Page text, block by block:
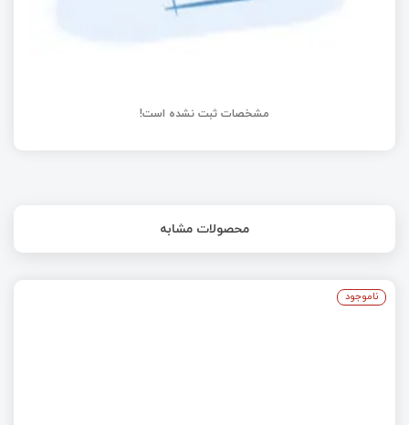
مشخصات ثبت نشده است!
محصولات مشابه
ناموجود